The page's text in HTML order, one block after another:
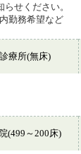
せください。
勤務希望など
診療所(無床)
(499～200床)